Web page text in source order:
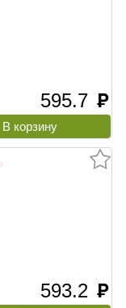
595.7 руб
593.2 руб